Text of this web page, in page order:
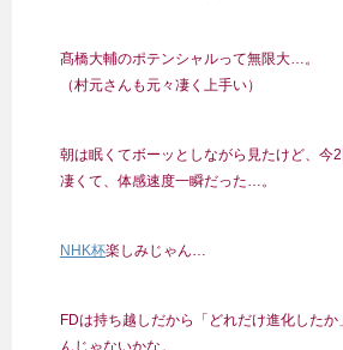
髙橋大輔のポテンシャルって無限大…。
（村元さんも元々凄く上手い）
朝は眠くてボーッとしながら見たけど、今
凄くて、体感速度一瞬だった…。
NHK杯楽しみじゃん…
FDは持ち越しだから「どれだけ進化した
んじゃないかな。